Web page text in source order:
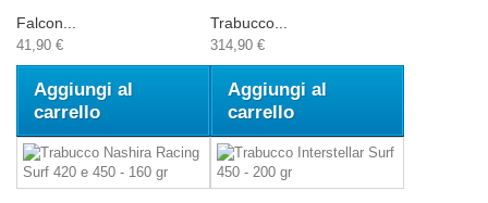
Falcon...
41,90 €
Aggiungi al
carrello
Trabucco...
314,90 €
Aggiungi al
carrello